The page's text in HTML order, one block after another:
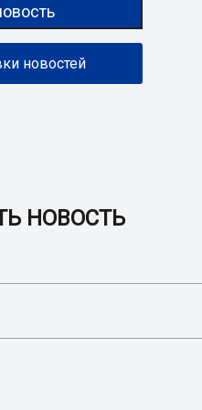
новостей
НОВОСТЬ